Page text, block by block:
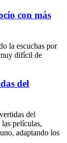
con más
la escuchas por
difícil de
del
del
películas,
adaptando los